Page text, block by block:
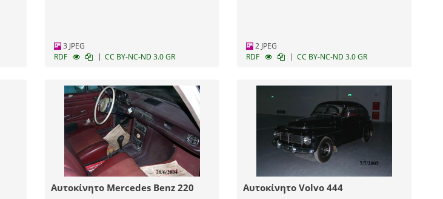
3 JPEG
RDF
| CC BY-NC-ND 3.0 GR
2 JPEG
RDF
| CC BY-NC-ND 3.0 GR
Αυτοκίνητο Mercedes Benz 220 Αυτοκίνητο Volvo 444